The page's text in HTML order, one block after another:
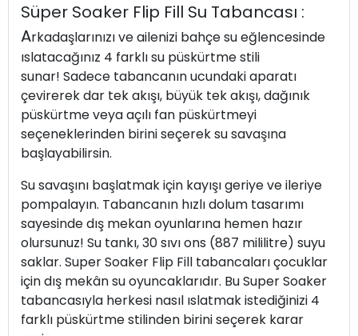
Süper Soaker Flip Fill Su Tabancası :
Arkadaşlarınızı ve ailenizi bahçe su eğlencesinde
ıslatacağınız 4 farklı su püskürtme stili
sunar! Sadece tabancanın ucundaki aparatı
çevirerek dar tek akışı, büyük tek akışı, dağınık
püskürtme veya açılı fan püskürtmeyi
seçeneklerinden birini seçerek su savaşına
başlayabilirsin.
Su savaşını başlatmak için kayışı geriye ve ileriye
pompalayın. Tabancanın hızlı dolum tasarımı
sayesinde dış mekan oyunlarına hemen hazır
olursunuz! Su tankı, 30 sıvı ons (887 mililitre) suyu
saklar. Super Soaker Flip Fill tabancaları çocuklar
için dış mekân su oyuncaklarıdır. Bu Super Soaker
tabancasıyla herkesi nasıl ıslatmak istediğinizi 4
farklı püskürtme stilinden birini seçerek karar